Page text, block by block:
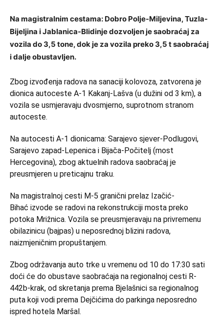
Na magistralnim cestama: Dobro Polje-Miljevina, Tuzla-
Bijeljina i Jablanica-Blidinje dozvoljen je saobraćaj za
vozila do 3,5 tone, dok je za vozila preko 3,5 t saobraćaj
i dalje obustavljen.
Zbog izvođenja radova na sanaciji kolovoza, zatvorena je
dionica autoceste A-1 Kakanj-Lašva (u dužini od 3 km), a
vozila se usmjeravaju dvosmjerno, suprotnom stranom
autoceste.
Na autocesti A-1 dionicama: Sarajevo sjever-Podlugovi,
Sarajevo zapad-Lepenica i Bijača-Počitelj (most
Hercegovina), zbog aktuelnih radova saobraćaj je
preusmjeren u preticajnu traku.
Na magistralnoj cesti M-5 granični prelaz Izačić-
Bihać izvode se radovi na rekonstrukciji mosta preko
potoka Mrižnica. Vozila se preusmjeravaju na privremenu
obilazinicu (bajpas) u neposrednoj blizini radova,
naizmjeničnim propuštanjem.
Zbog održavanja auto trke u vremenu od 10 do 17:30 sati
doći će do obustave saobraćaja na regionalnoj cesti R-
442b-krak, od skretanja prema Bjelašnici sa regionalnog
puta koji vodi prema Dejčićima do parkinga neposredno
ispred hotela Maršal.